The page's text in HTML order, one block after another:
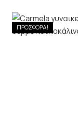
ΠΡΟΣΦΟΡΑ!